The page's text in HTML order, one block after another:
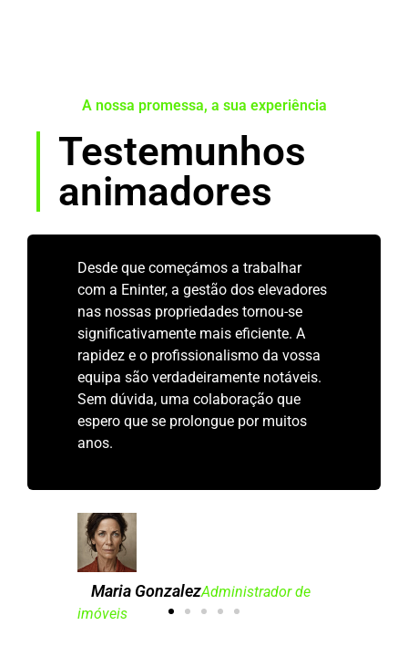
Proprietários
A nossa promessa, a sua experiência
Testemunhos
animadores
Desde que começámos a trabalhar
com a Eninter, a gestão dos elevadores
nas nossas propriedades tornou-se
significativamente mais eficiente. A
rapidez e o profissionalismo da vossa
equipa são verdadeiramente notáveis.
Sem dúvida, uma colaboração que
espero que se prolongue por muitos
anos.
Maria GonzalezAdministrador de
imóveis